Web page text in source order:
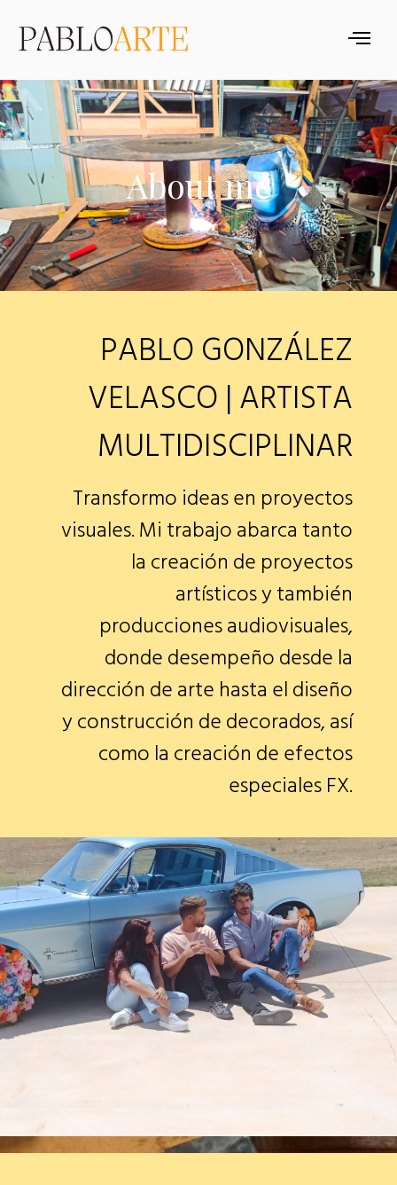
About me
PABLO GONZÁLEZ
VELASCO | ARTISTA
MULTIDISCIPLINAR
Transformo ideas en proyectos
visuales. Mi trabajo abarca tanto
la creación de proyectos
artísticos y también
producciones audiovisuales,
donde desempeño desde la
dirección de arte hasta el diseño
y construcción de decorados, así
como la creación de efectos
especiales FX.